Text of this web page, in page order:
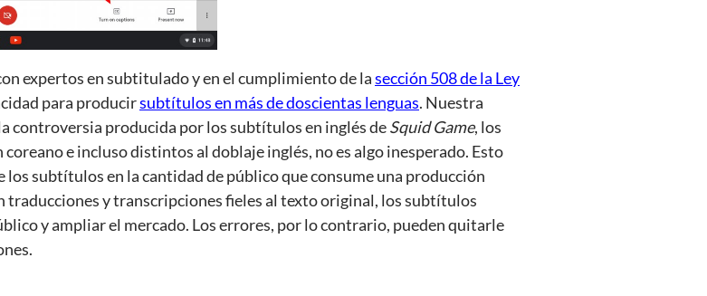
expertos en subtitulado y en el cumplimiento de lasección 508 de la Ley
para producirsubtítulos en más de doscientas lenguas. Nuestra
controversia producida por los subtítulos en inglés deSquid Game, los
e incluso distintos al doblaje inglés, no es algo inesperado. Esto
los subtítulos en la cantidad de público que consume una producción
traducciones y transcripciones fieles al texto original, los subtítulos
y ampliar el mercado. Los errores, por lo contrario, pueden quitarle